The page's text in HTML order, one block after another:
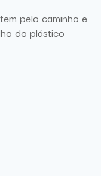
pelo caminho e
do plástico